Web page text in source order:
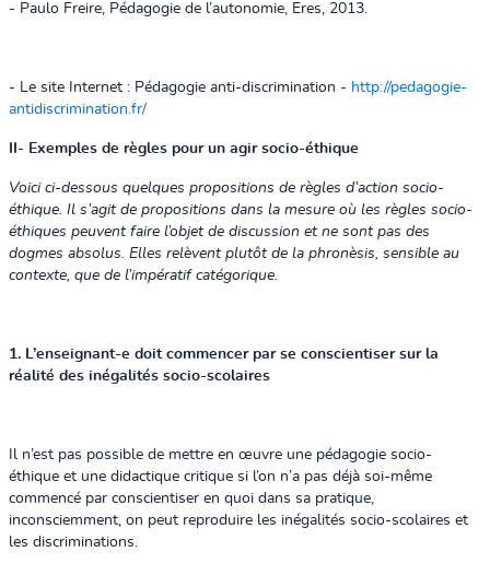
- Paulo Freire, Pédagogie de l’autonomie, Eres, 2013.
- Le site Internet : Pédagogie anti-discrimination - http://pedagogie-
antidiscrimination.fr/
II- Exemples de règles pour un agir socio-éthique
Voici ci-dessous quelques propositions de règles d’action socio-
éthique. Il s’agit de propositions dans la mesure où les règles socio-
éthiques peuvent faire l’objet de discussion et ne sont pas des
dogmes absolus. Elles relèvent plutôt de la phronèsis, sensible au
contexte, que de l’impératif catégorique.
1. L’enseignant-e doit commencer par se conscientiser sur la
réalité des inégalités socio-scolaires
Il n’est pas possible de mettre en œuvre une pédagogie socio-
éthique et une didactique critique si l’on n’a pas déjà soi-même
commencé par conscientiser en quoi dans sa pratique,
inconsciemment, on peut reproduire les inégalités socio-scolaires et
les discriminations.